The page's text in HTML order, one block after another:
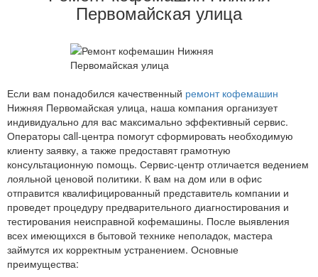
Первомайская улица
Если вам понадобился качественный ремонт кофемашин
Нижняя Первомайская улица, наша компания организует
индивидуально для вас максимально эффективный сервис.
Операторы call-центра помогут сформировать необходимую
клиенту заявку, а также предоставят грамотную
консультационную помощь. Сервис-центр отличается ведением
лояльной ценовой политики. К вам на дом или в офис
отправится квалифицированный представитель компании и
проведет процедуру предварительного диагностирования и
тестирования неисправной кофемашины. После выявления
всех имеющихся в бытовой технике неполадок, мастера
займутся их корректным устранением. Основные
преимущества: